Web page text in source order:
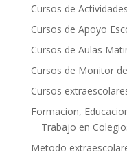
Cursos de
Cursos de Apoyo
Cursos de Aulas
Cursos de Monitor
Cursos
Formacion,
Trabajo en
Metodo